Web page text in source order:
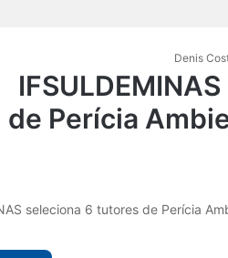
Denis
de Perícia
seleciona 6 tutores de Perícia